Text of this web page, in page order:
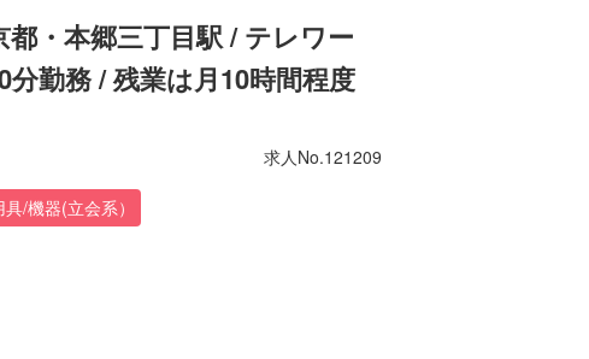
・本郷三丁目駅 / テレワー
勤務 / 残業は月10時間程度
求人No.121209
/機器(立会系）